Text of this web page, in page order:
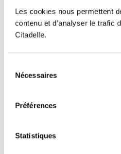
Les cookies nous permettent
contenu et d’analyser le trafic
Citadelle.
Nécessaires
Préférences
Statistiques
Ouvert à tous
Handisport